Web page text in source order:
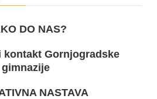
DO NAS?
kontakt Gornjogradske
gimnazije
NASTAVA